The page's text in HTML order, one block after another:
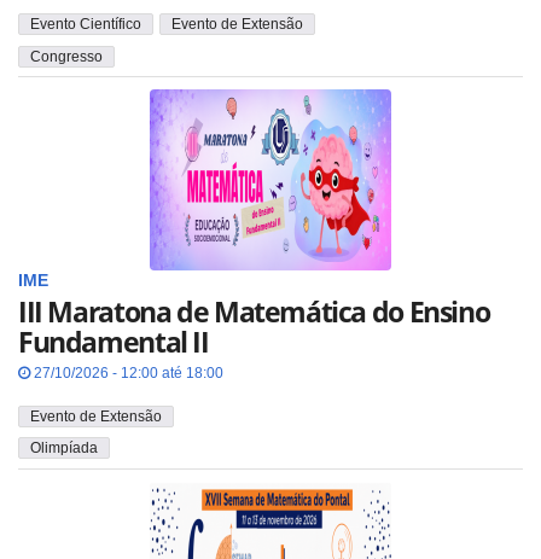
Evento Científico
Evento de Extensão
Congresso
IME
III Maratona de Matemática do Ensino
Fundamental II
27/10/2026 - 12:00 até 18:00
Evento de Extensão
Olimpíada